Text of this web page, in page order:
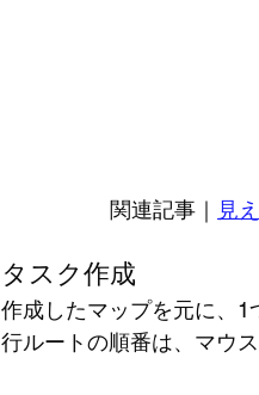
関連記事｜ 見
タスク作成
作成したマップを元に、
行ルートの順番は、マウ